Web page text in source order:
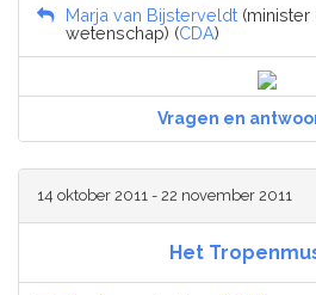
Marja van Bijsterveldt (minister
wetenschap) (CDA)
Vragen en
14 oktober 2011 - 22 november 2011
Het